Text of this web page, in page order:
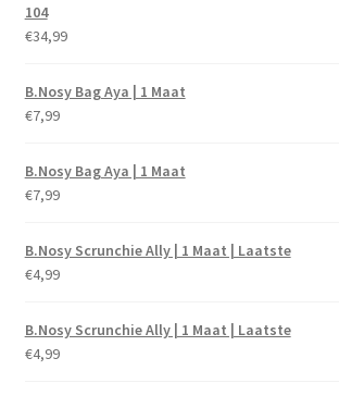
104
€34,99
B.Nosy Bag Aya | 1 Maat
€7,99
B.Nosy Bag Aya | 1 Maat
€7,99
B.Nosy Scrunchie Ally | 1 Maat | Laatste
€4,99
B.Nosy Scrunchie Ally | 1 Maat | Laatste
€4,99